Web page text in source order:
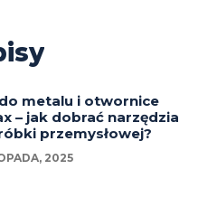
metalu i otwornice
– jak dobrać narzędzia
przemysłowej?
2025